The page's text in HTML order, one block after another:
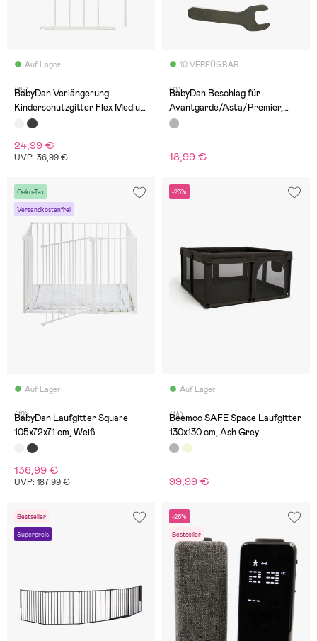
Auf Lager
(15)
BabyDan Verlängerung
Kinderschutzgitter Flex Medium
33 cm, Weiß
24,99 €
UVP: 36,99 €
10 VERFÜGBAR
(0)
BabyDan Beschlag für
Avantgarde/Asta/Premier,
Grau
18,99 €
Oeko-Tex
Versandkostenfrei
Auf Lager
(12)
BabyDan Laufgitter Square
105x72x71 cm, Weiß
136,99 €
UVP: 187,99 €
-23%
Auf Lager
(14)
Beemoo SAFE Space Laufgitter
130x130 cm, Ash Grey
99,99 €
Bestseller
Superpreis
-26%
Bestseller